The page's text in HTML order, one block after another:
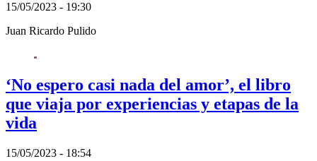
15/05/2023 - 19:30
Juan Ricardo Pulido
‘No espero casi nada del amor’, el libro
que viaja por experiencias y etapas de la
vida
15/05/2023 - 18:54